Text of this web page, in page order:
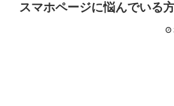
スマホページに悩んでいる